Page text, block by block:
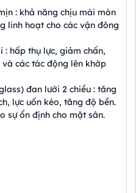
: khả năng chịu mài mòn
linh hoạt cho các vận đông
: hấp thụ lực, giảm chấn,
các tác động lên khớp
đan lưới 2 chiều : tăng
lực uốn kéo, tăng độ bền.
sự ổn định cho mặt sân.